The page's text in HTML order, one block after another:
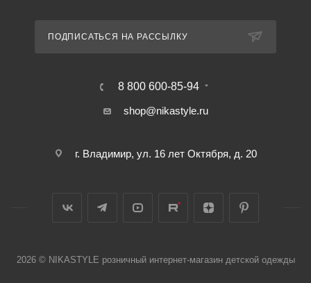
ПОДПИСАТЬСЯ НА РАССЫЛКУ
8 800 600-85-94
shop@nikastyle.ru
г. Владимир, ул. 16 лет Октября, д. 20
2026 © NIKASTYLE розничный интернет-магазин детской одежды